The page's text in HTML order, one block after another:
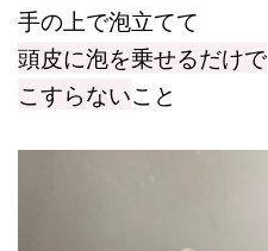
手の上で泡立てて
頭皮に泡を乗せるだけで
こすらないこと